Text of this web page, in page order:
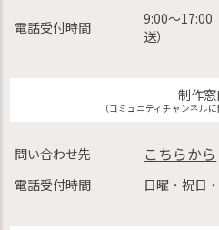
電話受付時間
9:00〜17:00
送）
制作窓
（コミュニティチャンネル
問い合わせ先 こちらから
電話受付時間 日曜・祝日